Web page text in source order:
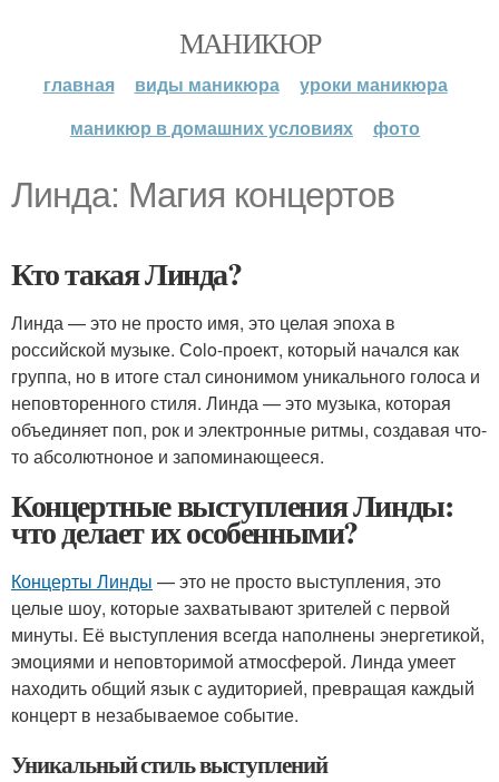
МАНИКЮР
главная виды маникюра
уроки маникюра
маникюр в домашних условиях
фото
Линда: Магия концертов
Кто такая Линда?
Линда — это не просто имя, это целая эпоха в
российской музыке. Сolo-проект, который начался как
группа, но в итоге стал синонимом уникального голоса и
неповторенного стиля. Линда — это музыка, которая
объединяет поп, рок и электронные ритмы, создавая что-
то абсолютноное и запоминающееся.
Концертные выступления Линды:
что делает их особенными?
Концерты Линды — это не просто выступления, это
целые шоу, которые захватывают зрителей с первой
минуты. Её выступления всегда наполнены энергетикой,
эмоциями и неповторимой атмосферой. Линда умеет
находить общий язык с аудиторией, превращая каждый
концерт в незабываемое событие.
Уникальный стиль выступлений